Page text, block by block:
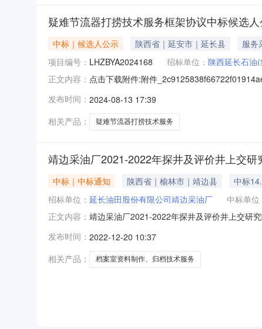
疑难节流器打捞技术服务框架协议中标候选
中标｜候选人公示 陕西省｜延安市｜延长县 服务
项目编号： LHZBYA2024168 招标单位： 陕西延长石油
正文内容： 点击下载附件:附件
标准要求，工期/交货期/服务期：180天；中标
发布时间： 2024-08-13 17:39
相关产品：
疑难节流器打捞技术服务
靖边采油厂2021-2022年探井及评价井上交
中标｜中标通知 陕西省｜榆林市｜靖边县
中标
招标单位： 延长油田股份有限公司靖边采油厂 中标单位
正文内容： 靖边采油厂2021-2022年探井及评价井上交研
统万路政府对面建伟烟酒商行二楼进行竞争性
发布时间： 2022-12-20 10:37
相关产品：
档案室资料制作、归档技术服务